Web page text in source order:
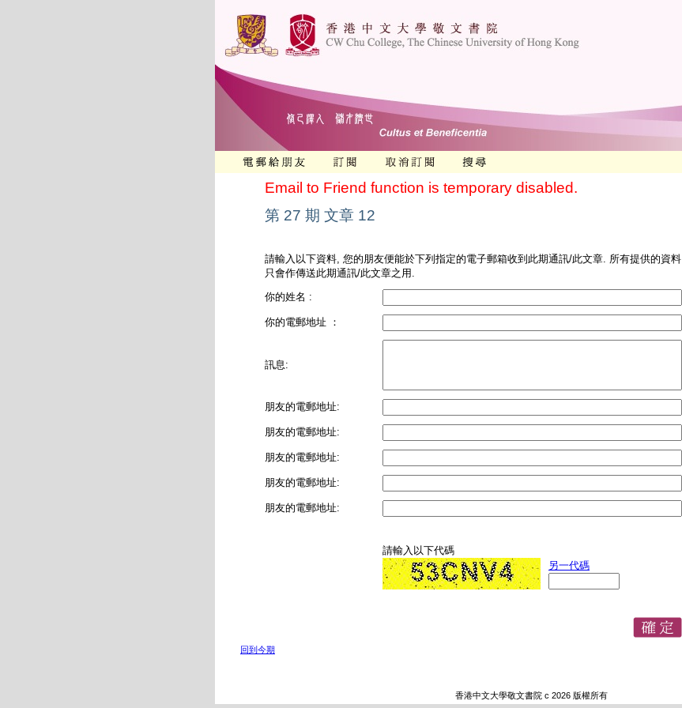
Email to Friend function is temporary disabled.
第 27 期 文章 12
請輸入以下資料, 您的朋友便能於下列指定的電子郵箱收到此期通訊/此文章. 所有提供的資料
只會作傳送此期通訊/此文章之用.
你的姓名 :
你的電郵地址 ：
訊息:
朋友的電郵地址:
朋友的電郵地址:
朋友的電郵地址:
朋友的電郵地址:
朋友的電郵地址:
請輸入以下代碼
另一代碼
回到今期
香港中文大學敬文書院 c 2026 版權所有